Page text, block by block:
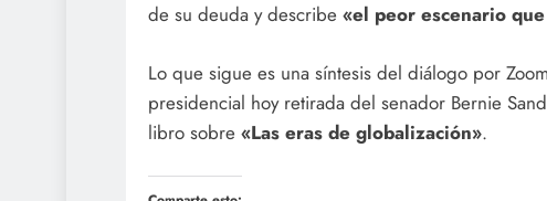
de su deuda y describe «el peor escenario
Lo que sigue es una síntesis del diálogo por
presidencial hoy retirada del senador Bernie
libro sobre «Las eras de globalización».